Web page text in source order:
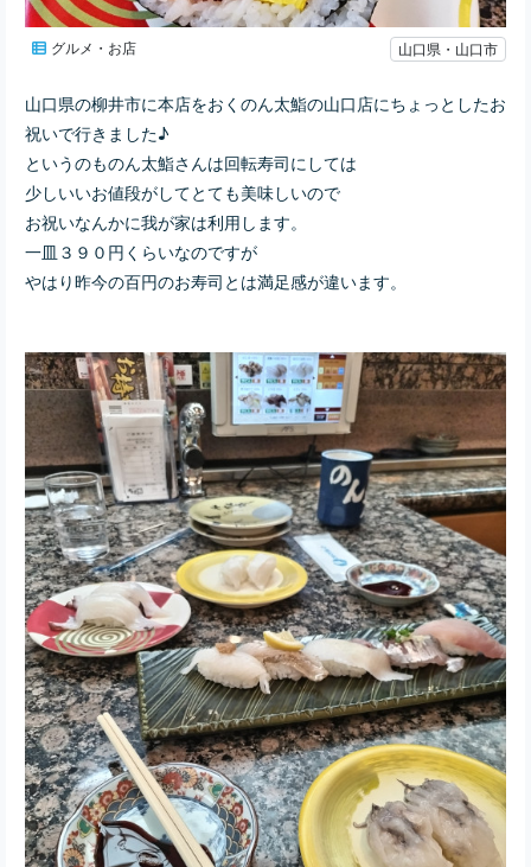
グルメ・お店 山口県・山口市
山口県の柳井市に本店をおくのん太鮨の山口店にちょっとしたお
祝いで行きました♪
というのものん太鮨さんは回転寿司にしては
少しいいお値段がしてとても美味しいので
お祝いなんかに我が家は利用します。
一皿３９０円くらいなのですが
やはり昨今の百円のお寿司とは満足感が違います。